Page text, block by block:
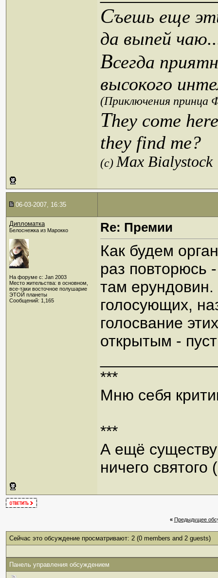
Съешь еще
да выпей
Всегда
высокого
(Приключения принца
They come
they find me?
(c)Max Bialystock
06-03-2007, 16:35
Дипломатка
Белоснежка из Марокко
На форуме с: Jan 2003
Место жительства: в основном,
все-таки восточное полушарие
ЭТОЙ планеты
Сообщений: 1,165
Re: Премии
Как будем
раз повторюсь
там
голосующих,
голосвание
открытым -
***
Мню себя
***
А ещё
ничего
« Предыдущее
Сейчас это обсуждение просматривают: 2 (0 members and 2 guests)
Панель управления обсуждением